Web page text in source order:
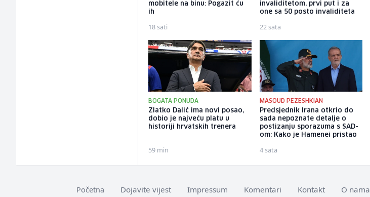
mobitele na binu: Pogazit ću
ih
18 sati
invaliditetom, prvi put i za
one sa 50 posto invaliditeta
22 sata
BOGATA PONUDA
Zlatko Dalić ima novi posao,
dobio je najveću platu u
historiji hrvatskih trenera
59 min
MASOUD PEZESHKIAN
Predsjednik Irana otkrio do
sada nepoznate detalje o
postizanju sporazuma s SAD-
om: Kako je Hamenei pristao
4 sata
Početna Dojavite vijest Impressum Komentari Kontakt O nama